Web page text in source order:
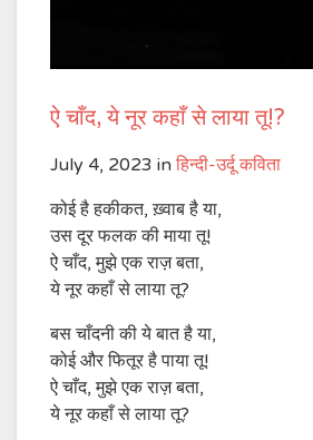
ऐ चाँद, ये नूर कहाँ से लाया तू!?
July 4, 2023 in हिन्दी-उर्दू कविता
कोई है हकीकत, ख़्वाब है या,
उस दूर फलक की माया तू!
ऐ चाँद, मुझे एक राज़ बता,
ये नूर कहाँ से लाया तू?
बस चाँदनी की ये बात है या,
कोई और फितूर है पाया तू!
ऐ चाँद, मुझे एक राज़ बता,
ये नूर कहाँ से लाया तू?